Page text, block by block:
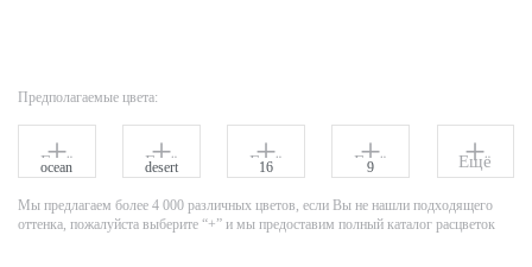
Предполагаемые цвета:
Ещё
ocean Ещё
desert Ещё
16 Ещё
9 Ещё
Мы предлагаем более 4 000 различных цветов, если Вы не нашли подходящего
оттенка, пожалуйста выберите “+” и мы предоставим полный каталог расцветок